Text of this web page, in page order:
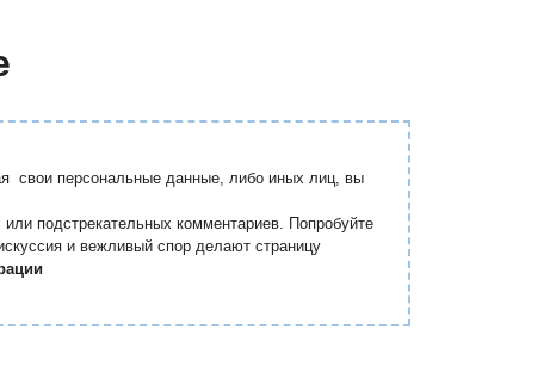
свои персональные данные, либо иных лиц, вы
подстрекательных комментариев. Попробуйте
и вежливый спор делают страницу